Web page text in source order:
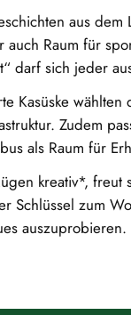
aus
Raum für
darf sich jeder
Kasüske
Zudem
als Raum für
kreativ*,
Schlüssel zum